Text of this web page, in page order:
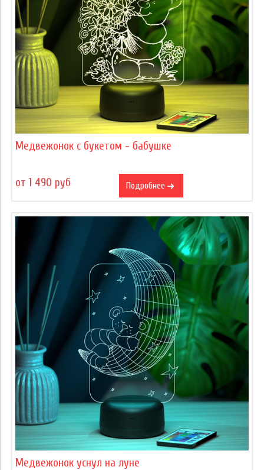
Медвежонок с букетом - бабушке
от 1 490 руб Подробнее
Медвежонок уснул на луне